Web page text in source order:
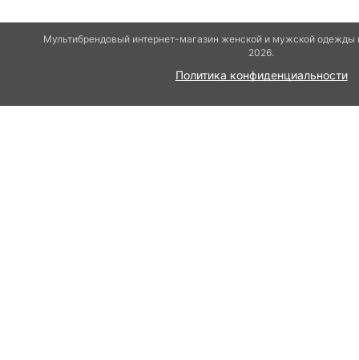
Мультибрендовый интернет-магазин женской и мужской
2026.
Политика конфиденциальности